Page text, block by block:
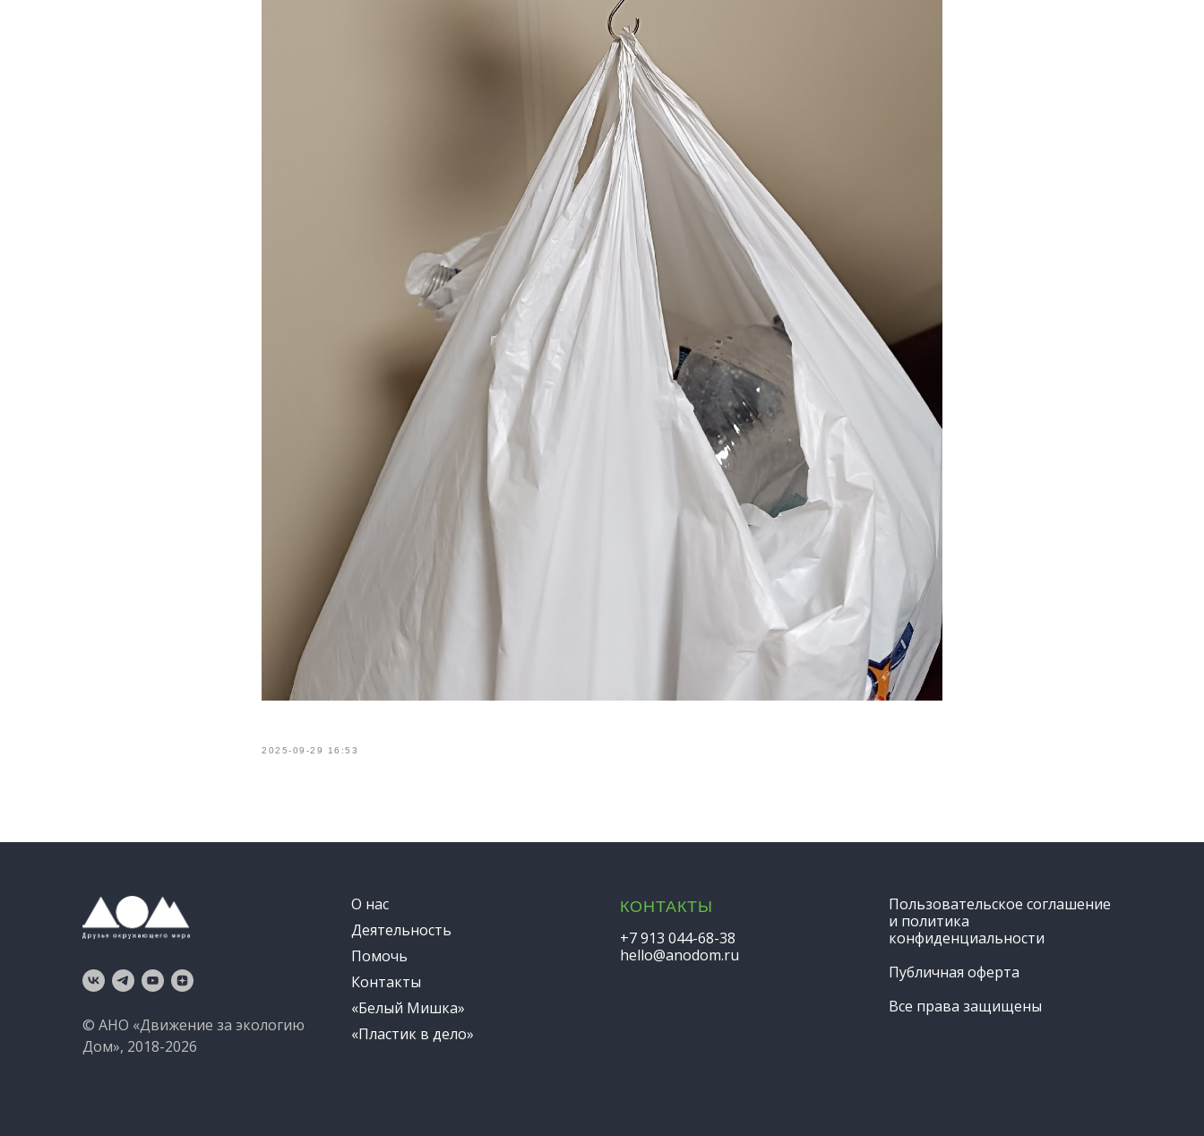
2025-09-29 16:53
© АНО «Движение за экологию
Дом», 2018-2026
О нас
Деятельность
Помочь
Контакты
«Белый Мишка»
«Пластик в дело»
КОНТАКТЫ
+7 913 044-68-38
hello@anodom.ru
Пользовательское соглашение
и политика
конфиденциальности
Публичная оферта
Все права защищены